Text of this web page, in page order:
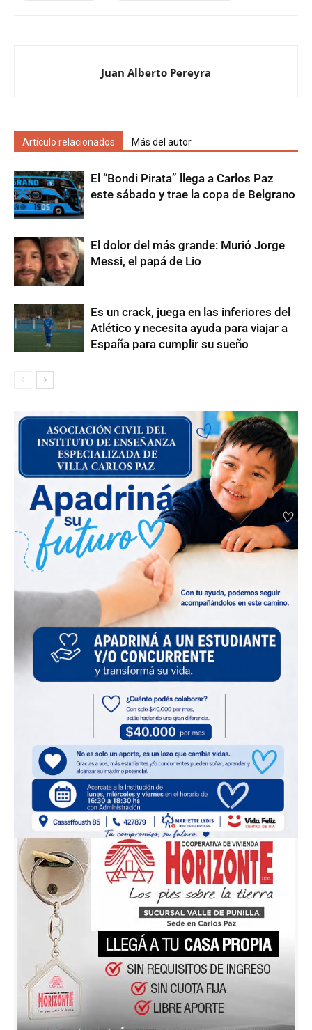
Juan Alberto Pereyra
Artículo relacionados Más del autor
El “Bondi Pirata” llega a Carlos Paz
este sábado y trae la copa de Belgrano
El dolor del más grande: Murió Jorge
Messi, el papá de Lio
Es un crack, juega en las inferiores del
Atlético y necesita ayuda para viajar a
España para cumplir su sueño